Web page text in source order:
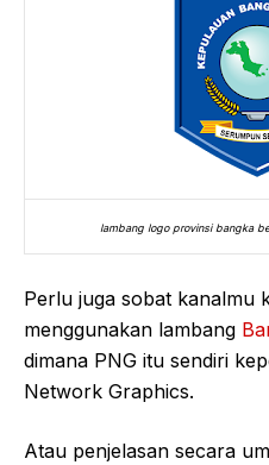
lambang logo provinsi bangka
Perlu juga sobat kanalmu
menggunakan lambang
dimana PNG itu sendiri
Network Graphics.
Atau penjelasan secara